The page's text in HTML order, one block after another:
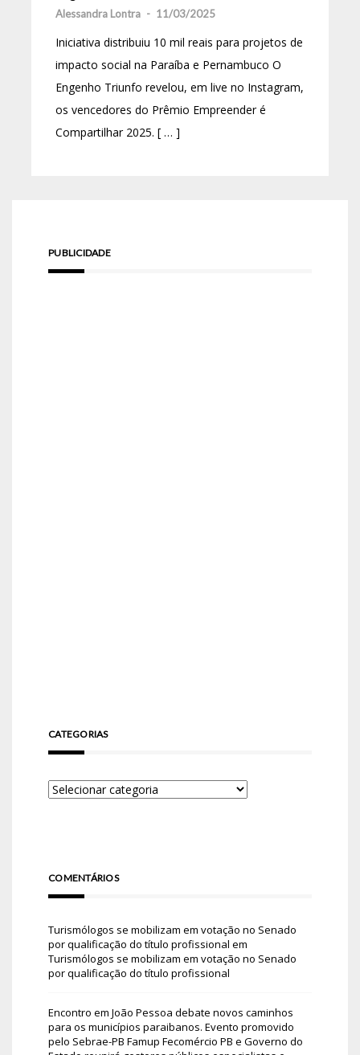
Alessandra Lontra - 11/03/2025
Iniciativa distribuiu 10 mil reais para projetos de
impacto social na Paraíba e Pernambuco O
Engenho Triunfo revelou, em live no Instagram,
os vencedores do Prêmio Empreender é
Compartilhar 2025. [ … ]
PUBLICIDADE
CATEGORIAS
COMENTÁRIOS
Turismólogos se mobilizam em votação no Senado
por qualificação do título profissional em
Turismólogos se mobilizam em votação no Senado
por qualificação do título profissional
Encontro em João Pessoa debate novos caminhos
para os municípios paraibanos. Evento promovido
pelo Sebrae-PB Famup Fecomércio PB e Governo do